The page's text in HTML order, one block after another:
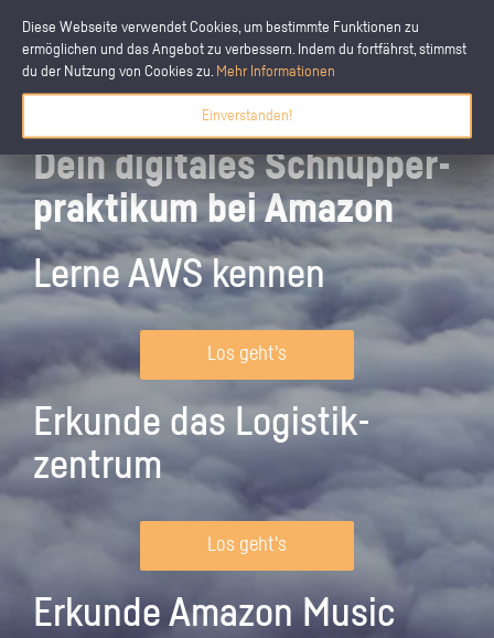
Diese Webseite verwendet Cookies, um bestimmte Funktionen zu
ermöglichen und das Angebot zu verbessern. Indem du fortfährst, stimmst
du der Nutzung von Cookies zu. Mehr Informationen
Einverstanden!
Dein digitales Schnupper­
praktikum bei Amazon
Lerne AWS kennen
Los geht's
Erkunde das Logistik­
zentrum
Los geht's
Erkunde Amazon Music